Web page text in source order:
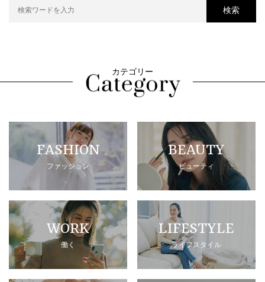
検索
カテゴリー
FASHION
ファッション
BEAUTY
ビューティ
WORK
働く
LIFESTYLE
ライフスタイル